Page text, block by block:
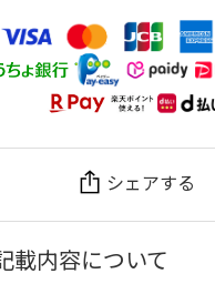
シェアする
載内容について